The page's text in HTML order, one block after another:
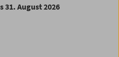
31. August 2026